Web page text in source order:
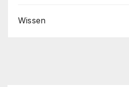
Wissen